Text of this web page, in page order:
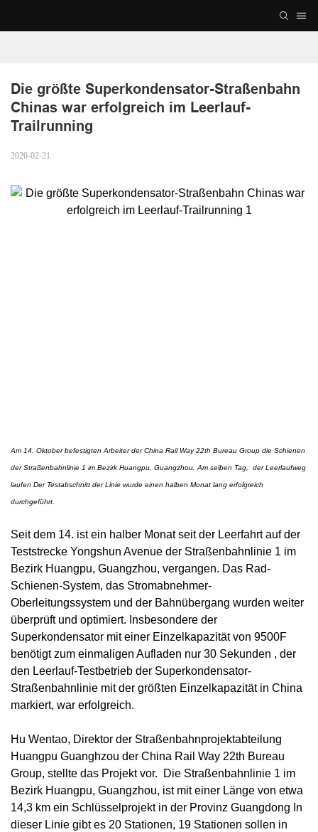
Die größte Superkondensator-Straßenbahn
Chinas war erfolgreich im Leerlauf-
Trailrunning
2020-02-21
Am 14. Oktober befestigten Arbeiter der China Rail Way 22th Bureau Group die Schienen
der Straßenbahnlinie 1 im Bezirk Huangpu, Guangzhou.Am selben Tag, der Leerlaufweg
laufen Der Testabschnitt der Linie wurde einen halben Monat lang erfolgreich
durchgeführt.
Seit dem 14. ist ein halber Monat seit der Leerfahrt auf der
Teststrecke Yongshun Avenue der Straßenbahnlinie 1 im
Bezirk Huangpu, Guangzhou, vergangen. Das Rad-
Schienen-System, das Stromabnehmer-
Oberleitungssystem und der Bahnübergang wurden weiter
überprüft und optimiert. Insbesondere der
Superkondensator mit einer Einzelkapazität von 9500F
benötigt zum einmaligen Aufladen nur 30 Sekunden , der
den Leerlauf-Testbetrieb der Superkondensator-
Straßenbahnlinie mit der größten Einzelkapazität in China
markiert, war erfolgreich.
Hu Wentao, Direktor der Straßenbahnprojektabteilung
Huangpu Guanghzou der China Rail Way 22th Bureau
Group, stellte das Projekt vor. Die Straßenbahnlinie 1 im
Bezirk Huangpu, Guangzhou, ist mit einer Länge von etwa
14,3 km ein Schlüsselprojekt in der Provinz Guangdong In
dieser Linie gibt es 20 Stationen, 19 Stationen sollen in